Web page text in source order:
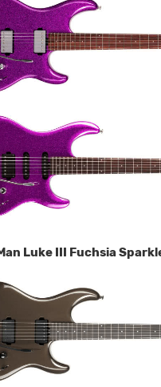
Luke III Fuchsia